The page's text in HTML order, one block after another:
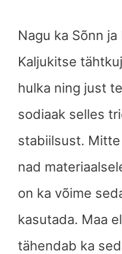
Nagu ka Sõnn
Kaljukitse
hulka ning just
sodiaak selles
stabiilsust.
nad
on ka võime
kasutada. Maa
tähendab ka